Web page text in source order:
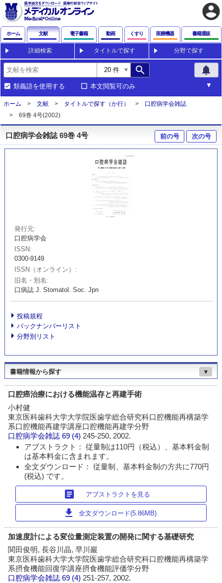
account_circle
ホーム 文献 電子書籍 動画 くすり 医療機器 書籍通販
詳細検索 タイトルで探す 分野で探す
search notifications
類義語を使用する 本文閲覧可のみ
ホーム 文献 タイトルで探す（か行）
口腔病学会雑誌
69巻 4号(2002)
口腔病学会雑誌 69巻 4号 前の号 次の号
発行元
口腔病学会
ISSN
0300-9149
ISSN（オンライン）
旧名・別名
口病誌 J. Stomatol. Soc. Jpn
投稿規程
バックナンバーリスト
分野別リスト
書籍情報から探す ▼
口腔癌治療における機能温存と再建手術
小村健
東京医科歯科大学大学院医歯学総合研究科口腔機能再構築学
系口腔機能再建学講座口腔機能再建学分野
口腔病学会雑誌 69 (4) 245-250, 2002.
アブストラクト： 従量制は110円（税込）、基本料金制
は基本料金に含まれます。
全文ダウンロード： 従量制、基本料金制の方共に770円
(税込) です。
article アブストラクトを見る
download 全文ダウンロード(5.86MB)
加速度計による変位量測定装置の開発に関する基礎研究
関田俊明, 長谷川晶, 早川巖
東京医科歯科大学大学院医歯学総合研究科口腔機能再構築学
系摂食機能回復学講座摂食機能評価学分野
口腔病学会雑誌 69 (4)251-257, 2002.